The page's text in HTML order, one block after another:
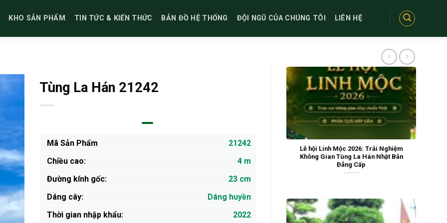
KHO SẢN PHẨM TIN TỨC & KIẾN THỨC BẢN ĐỒ HỆ THỐNG ĐỘI NGŨ CỦA CHÚNG TÔI LIÊN HỆ
Lễ hội Linh Mộc 2026: Trải Nghiệm
Không Gian Tùng La Hán Nhật Bản
Đẳng Cấp
Tùng La Hán 21242
Mã Sản Phẩm
21242
Chiều cao:
4 m
Đường kính gốc:
23 cm
Dáng cây:
Dáng huyền
Thời gian nhập khẩu:
2022